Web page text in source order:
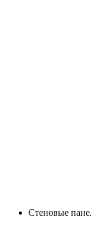
Стеновые